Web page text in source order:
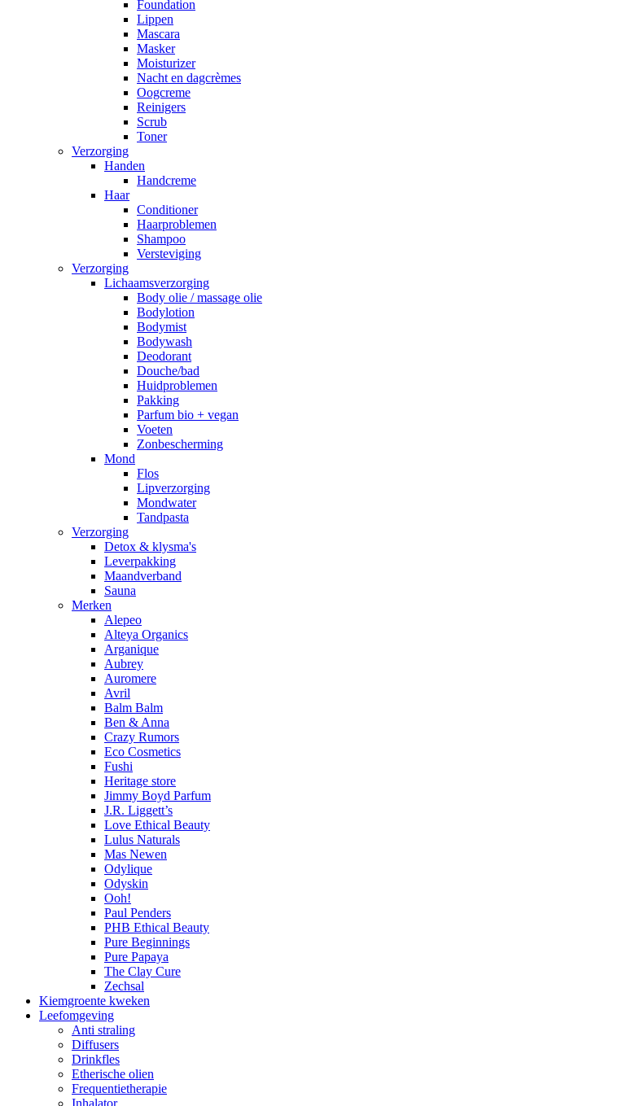
Foundation
Lippen
Mascara
Masker
Moisturizer
Nacht en dagcrèmes
Oogcreme
Reinigers
Scrub
Toner
Verzorging
Handen
Handcreme
Haar
Conditioner
Haarproblemen
Shampoo
Versteviging
Verzorging
Lichaamsverzorging
Body olie / massage olie
Bodylotion
Bodymist
Bodywash
Deodorant
Douche/bad
Huidproblemen
Pakking
Parfum bio + vegan
Voeten
Zonbescherming
Mond
Flos
Lipverzorging
Mondwater
Tandpasta
Verzorging
Detox & klysma's
Leverpakking
Maandverband
Sauna
Merken
Alepeo
Alteya Organics
Arganique
Aubrey
Auromere
Avril
Balm Balm
Ben & Anna
Crazy Rumors
Eco Cosmetics
Fushi
Heritage store
Jimmy Boyd Parfum
J.R. Liggett’s
Love Ethical Beauty
Lulus Naturals
Mas Newen
Odylique
Odyskin
Ooh!
Paul Penders
PHB Ethical Beauty
Pure Beginnings
Pure Papaya
The Clay Cure
Zechsal
Kiemgroente kweken
Leefomgeving
Anti straling
Diffusers
Drinkfles
Etherische olien
Frequentietherapie
Inhalator